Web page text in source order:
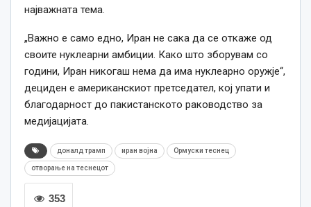
најважната тема.
„Важно е само едно, Иран не сака да се откаже од
своите нуклеарни амбиции. Како што зборувам со
години, Иран никогаш нема да има нуклеарно оружје“,
дециден е американскиот претседател, кој упати и
благодарност до пакистанското раководство за
медијацијата.
доналд трамп иран војна Ормуски теснец
отворање на теснецот
353